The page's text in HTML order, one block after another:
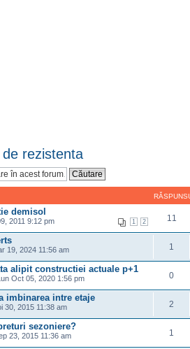
rezistenta
demisol
1 2
2011 9:12 pm 11
19, 2024 11:56 am 1
alipit constructiei actuale p+1
Oct 05, 2020 1:56 pm 0
imbinarea intre etaje
30, 2015 11:38 am 2
sezoniere?
23, 2015 11:36 am 1